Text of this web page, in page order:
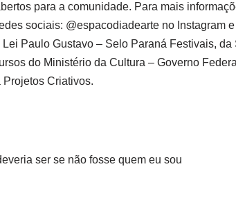
para a comunidade. Para mais
sociais: @espacodiadearte no Instagram
Paulo Gustavo – Selo Paraná Festivais,
do Ministério da Cultura – Governo
Criativos.
ser se não fosse quem eu sou